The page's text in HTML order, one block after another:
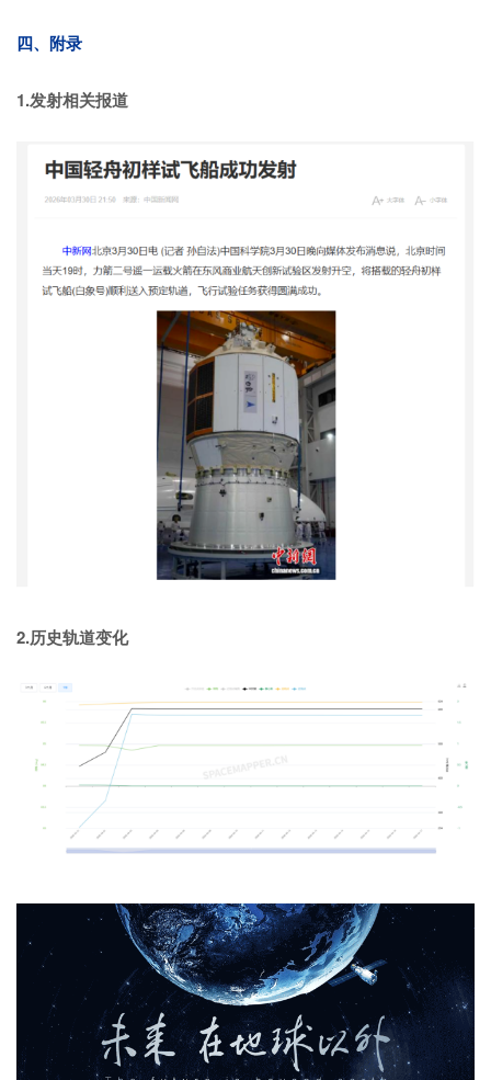
四、附录
1.发射相关报道
2.历史轨道变化